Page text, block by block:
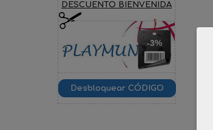
DESCUENTO BIENVENIDA
-3%